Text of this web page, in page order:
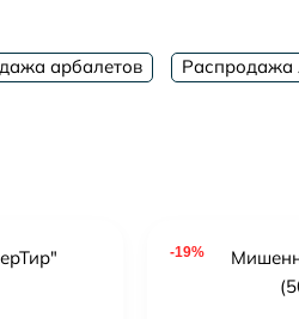
арбалетов Распродажа
-19%